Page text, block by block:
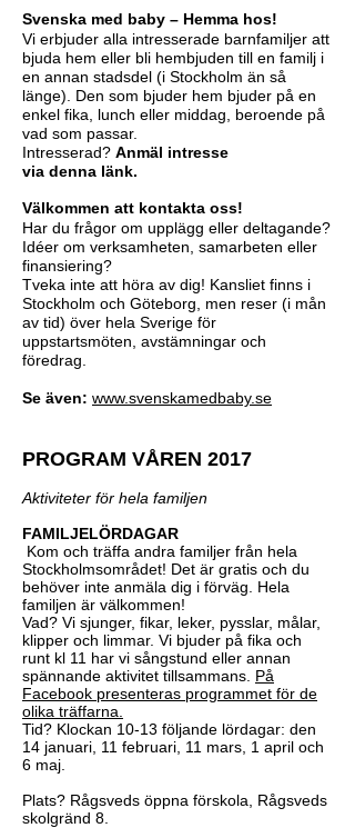
Svenska med baby – Hemma hos!
Vi erbjuder alla intresserade barnfamiljer att
bjuda hem eller bli hembjuden till en familj i
en annan stadsdel (i Stockholm än så
länge). Den som bjuder hem bjuder på en
enkel fika, lunch eller middag, beroende på
vad som passar.
Intresserad? Anmäl intresse
via denna länk.
Välkommen att kontakta oss!
Har du frågor om upplägg eller deltagande?
Idéer om verksamheten, samarbeten eller
finansiering?
Tveka inte att höra av dig! Kansliet finns i
Stockholm och Göteborg, men reser (i mån
av tid) över hela Sverige för
uppstartsmöten, avstämningar och
föredrag.
Se även: www.svenskamedbaby.se
PROGRAM VÅREN 2017
Aktiviteter för hela familjen
FAMILJELÖRDAGAR
Kom och träffa andra familjer från hela
Stockholmsområdet! Det är gratis och du
behöver inte anmäla dig i förväg. Hela
familjen är välkommen!
Vad? Vi sjunger, fikar, leker, pysslar, målar,
klipper och limmar. Vi bjuder på fika och
runt kl 11 har vi sångstund eller annan
spännande aktivitet tillsammans. På
Facebook presenteras programmet för de
olika träffarna.
Tid? Klockan 10-13 följande lördagar: den
14 januari, 11 februari, 11 mars, 1 april och
6 maj.
Plats? Rågsveds öppna förskola, Rågsveds
skolgränd 8.